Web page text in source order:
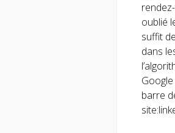
oublié
suffit
dans
barre